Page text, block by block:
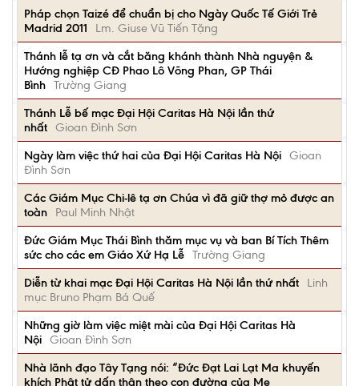
Pháp chọn Taizé để chuẩn bị cho Ngày Quốc Tế Giới Trẻ
Madrid 2011
Lm. Giuse Vũ Tiến Tặng
Thánh lễ tạ ơn và cắt băng khánh thành Nhà nguyện &
Hướng nghiệp CĐ Phao Lô Võng Phan, GP Thái
Bình Trường Giang
Thánh Lễ bế mạc Đại Hội Caritas Hà Nội lần thứ
nhất Gioan Đình Sơn
Ngày làm việc thứ hai của Đại Hội Caritas Hà Nội Gioan
Đình Sơn
Các Giám Mục Chi-lê tạ ơn Chúa vì đã giữ thợ mỏ được an
toàn
Paul Minh Nhật
Đức Giám Mục Thái Bình thăm mục vụ và ban Bí Tích Thêm
sức cho các em Giáo Xứ Hạ Lễ Trường Giang
Diễn từ khai mạc Đại Hội Caritas Hà Nội lần thứ nhất
Linh
mục Bruno Phạm Bá Quế
Những giờ làm việc miệt mài của Đại Hội Caritas Hà
Nội Gioan Đình Sơn
Nhà lãnh đạo Tây Tạng nói: “Đức Đạt Lai Lạt Ma khuyến
khích Phật tử dấn thân theo con đường của Mẹ